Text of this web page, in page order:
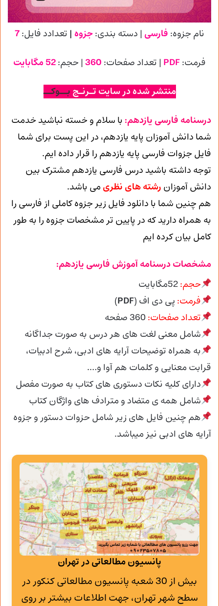
نام جزوه: فارسی | دسته بندی:جزوه | تعدادد فایل:
فرمت:PDF | تعداد صفحات: 360| حجم:52 مگابایت
منتشر شده در سایت تـرنـج بــوکــ
درسنامه فارسی یازدهم: با سلام و خسته نباشید خدمت
شما دانش آموزان پایه یازدهم، در این پست برای شما
فایل جزوات فارسی پایه یازدهم را قرار داده ایم.
توجه داشته باشید درس فارسی یازدهم مشترک بین
دانش آموزان رشته های نظری می باشد.
هم چنین شما با دانلود فایل زیر جزوه کاملی از فارسی را
به همراه دارید که در پایین تر مشخصات جزوه را به طور
کامل بیان کرده ایم
مشخصات درسنامه آموزش فارسی یازدهم:
حجم:52مگابایت
فرمت: پی دی اف (PDF
)
تعداد صفحات:360 صفحه
شامل معنی لغت های هر درس به صورت جداگانه
به همراه توضیحات آرایه های ادبی، شرح ادبیات،
قرابت معنایی و کلمات هم آوا و….
دارای کلیه نکات دستوری های کتاب به صورت مفصل
شامل همه ی متضاد و مترادف های واژگان کتاب
هم چنین فایل های زیر شامل حزوات دستور و جزوه
آرایه های ادبی نیز میباشد.
پانسیون مطالعاتی در تهران
بیش از 30 شعبه پانسیون مطالعاتی کنکور در
سطح شهر تهران، جهت اطلاعات بیشتر بر روی